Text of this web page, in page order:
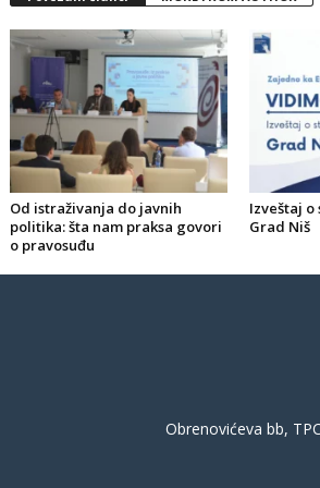
Od istraživanja do javnih
politika: šta nam praksa govori
o pravosuđu
Izveštaj o
Grad Niš
Obrenovićeva bb,